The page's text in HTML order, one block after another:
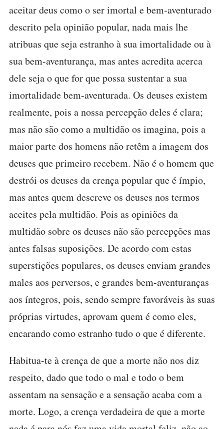
aceitar deus como o ser imortal e bem-aventurado
descrito pela opinião popular, nada mais lhe
atribuas que seja estranho à sua imortalidade ou à
sua bem-aventurança, mas antes acredita acerca
dele seja o que for que possa sustentar a sua
imortalidade bem-aventurada. Os deuses existem
realmente, pois a nossa percepção deles é clara;
mas não são como a multidão os imagina, pois a
maior parte dos homens não retêm a imagem dos
deuses que primeiro recebem. Não é o homem que
destrói os deuses da crença popular que é ímpio,
mas antes quem descreve os deuses nos termos
aceites pela multidão. Pois as opiniões da
multidão sobre os deuses não são percepções mas
antes falsas suposições. De acordo com estas
superstições populares, os deuses enviam grandes
males aos perversos, e grandes bem-aventuranças
aos íntegros, pois, sendo sempre favoráveis às suas
próprias virtudes, aprovam quem é como eles,
encarando como estranho tudo o que é diferente.
Habitua-te à crença de que a morte não nos diz
respeito, dado que todo o mal e todo o bem
assentam na sensação e a sensação acaba com a
morte. Logo, a crença verdadeira de que a morte